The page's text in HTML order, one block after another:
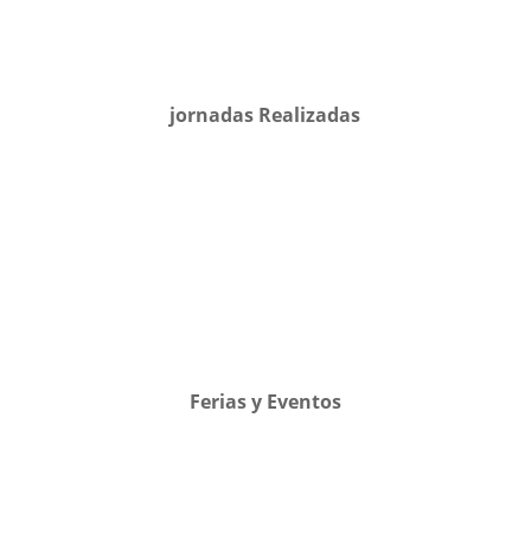
jornadas Realizadas
Ferias y Eventos